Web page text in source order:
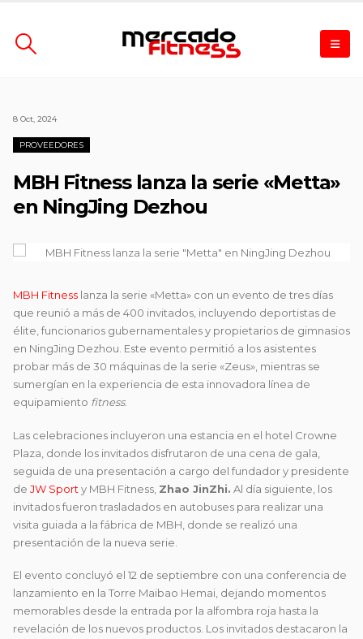
8 Oct, 2024
PROVEEDORES
MBH Fitness lanza la serie «Metta»
en NingJing Dezhou
MBH Fitness lanza la serie «Metta» con un evento de tres días
que reunió a más de 400 invitados, incluyendo deportistas de
élite, funcionarios gubernamentales y propietarios de gimnasios
en NingJing Dezhou. Este evento permitió a los asistentes
probar más de 30 máquinas de la serie «Zeus», mientras se
sumergían en la experiencia de esta innovadora línea de
equipamiento fitness.
Las celebraciones incluyeron una estancia en el hotel Crowne
Plaza, donde los invitados disfrutaron de una cena de gala,
seguida de una presentación a cargo del fundador y presidente
de JW Sport y MBH Fitness, Zhao JinZhi. Al día siguiente, los
invitados fueron trasladados en autobuses para realizar una
visita guiada a la fábrica de MBH, donde se realizó una
presentación de la nueva serie.
El evento concluyó el 12 de septiembre con una conferencia de
lanzamiento en la Torre Maibao Hemai, dejando momentos
memorables desde la entrada por la alfombra roja hasta la
revelación de los nuevos productos. Los invitados destacaron la